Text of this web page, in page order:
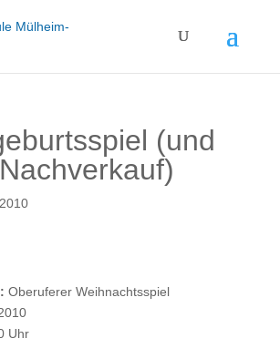
(und
Oberuferer Weihnachtsspiel
Uhr